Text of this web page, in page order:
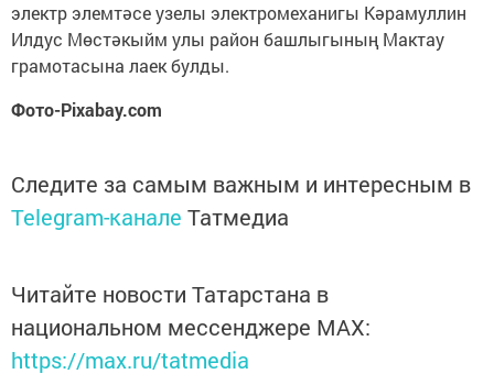
электр элемтәсе узелы электромеханигы Кәрамуллин
Илдус Мөстәкыйм улы район башлыгының Мактау
грамотасына лаек булды.
Фото-Pixabay.com
Следите за самым важным и интересным в
Telegram-канале Татмедиа
Читайте новости Татарстана в
национальном мессенджере MАХ:
https://max.ru/tatmedia